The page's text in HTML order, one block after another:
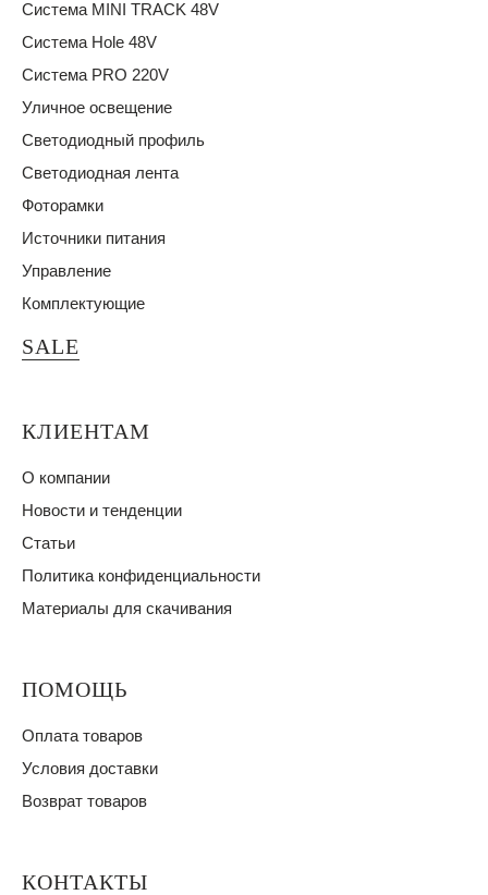
Система MINI TRACK 48V
Система Hole 48V
Система PRO 220V
Уличное освещение
Светодиодный профиль
Светодиодная лента
Фоторамки
Источники питания
Управление
Комплектующие
SALE
КЛИЕНТАМ
О компании
Новости и тенденции
Статьи
Политика конфиденциальности
Материалы для скачивания
ПОМОЩЬ
Оплата товаров
Условия доставки
Возврат товаров
КОНТАКТЫ